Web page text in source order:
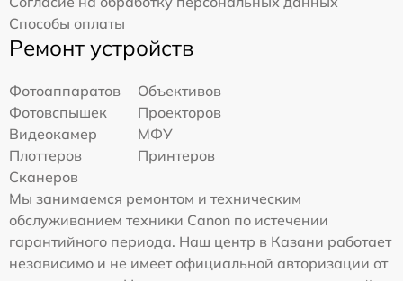
Способы оплаты
Ремонт устройств
Фотоаппаратов
Объективов
Фотовспышек
Проекторов
Видеокамер
МФУ
Плоттеров
Принтеров
Сканеров
Мы занимаемся ремонтом и техническим
обслуживанием техники Canon по истечении
гарантийного периода. Наш центр в Казани работает
независимо и не имеет официальной авторизации от